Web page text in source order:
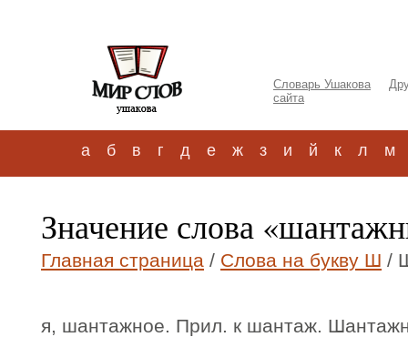
Словарь Ушакова
сайта
а б в г д е ж з и й к л м
Значение слова
Главная страница / Слова на букву Ш /
я, шантажное. Прил. к шантаж.